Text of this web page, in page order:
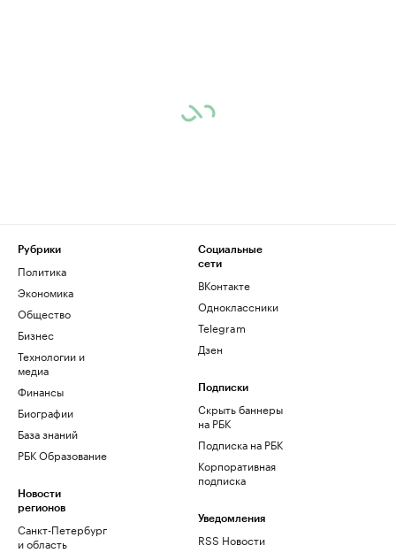
Рубрики
Политика
Экономика
Общество
Бизнес
Технологии и
медиа
Финансы
Биографии
База знаний
РБК Образование
Новости
регионов
Санкт-Петербург
и область
Социальные
сети
ВКонтакте
Одноклассники
Telegram
Дзен
Подписки
Скрыть баннеры
на РБК
Подписка на РБК
Корпоративная
подписка
Уведомления
RSS Новости